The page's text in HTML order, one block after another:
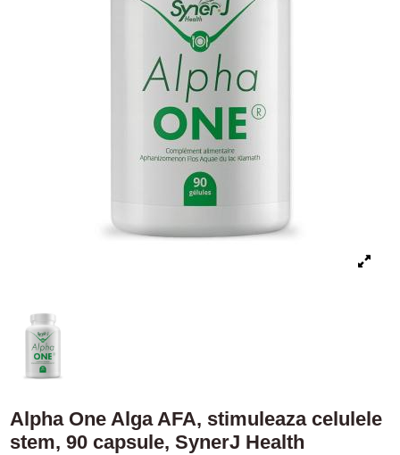
Alpha One Alga AFA, stimuleaza celulele
stem, 90 capsule, SynerJ Health